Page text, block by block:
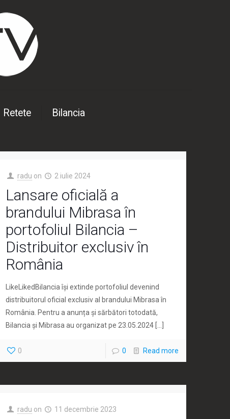
Retete Bilancia
radu on 2 iulie 2024
Lansare oficială a
brandului Mibrasa în
portofoliul Bilancia –
Distribuitor exclusiv în
România
LikeLikedBilancia își extinde portofoliul devenind
distribuitorul oficial exclusiv al brandului Mibrasa în
România. Pentru a anunța și sărbători totodată,
Bilancia și Mibrasa au organizat pe 23.05.2024
0 0 Read more
radu on 11 decembrie 2023